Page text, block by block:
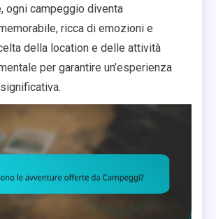
ogni campeggio diventa
ricca di emozioni e
della location e delle attività
per garantire un’esperienza